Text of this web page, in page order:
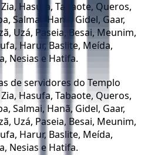
Hasufa, Tabaote, Queros,
Salmai, Hanã, Gidel, Gaar,
Uzá, Paseia, Besai, Meunim,
Harur, Baslite, Meída,
Nesias e Hatifa.
de servidores do Templo
Hasufa, Tabaote, Queros,
Salmai, Hanã, Gidel, Gaar,
Uzá, Paseia, Besai, Meunim,
Harur, Baslite, Meída,
Nesias e Hatifa.